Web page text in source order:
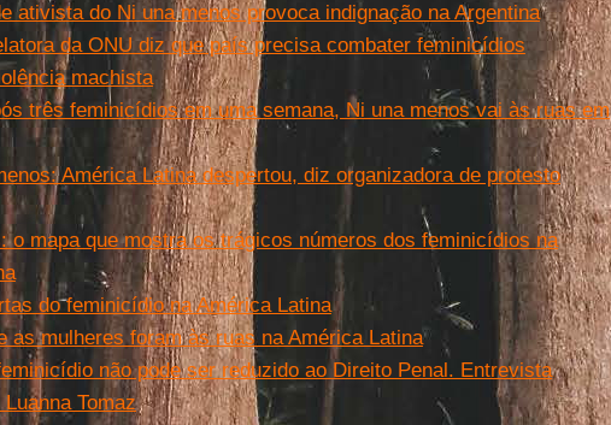
ativista do Ni una menos provoca indignação na Argentina
da ONU diz que país precisa combater feminicídios
machista
três feminicídios em uma semana, Ni una menos vai às ruas em
América Latina despertou, diz organizadora de protesto
o mapa que mostra os trágicos números dos feminicídios na
do feminicídio na América Latina
as mulheres foram às ruas na América Latina
não pode ser reduzido ao Direito Penal. Entrevista
Tomaz